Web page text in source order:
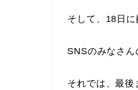
そして、18日
SNSのみなさん
それでは、最後